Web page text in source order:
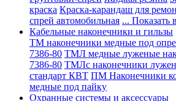
краска Краска-карандаш для
спрей автомобильная ... Показать
Кабельные наконечники и гильзы
ТМ наконечники медные под
7386-80 ТМЛ медные луженые
7386-80 ТМЛс наконечники
стандарт КВТ ПМ Наконечники
медные под пайку
Охранные системы и аксессуары